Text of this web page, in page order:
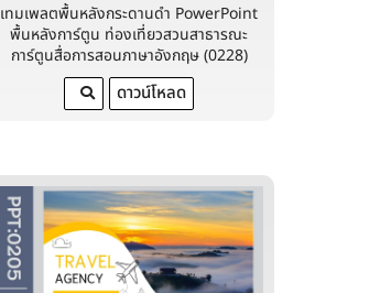
เทมเพลตพื้นหลังกระดานดำ PowerPoint
พื้นหลังการ์ตูน ท่องเที่ยวสวนสาธารณะ
การ์ตูนสื่อการสอนภาษาอังกฤษ (0228)
ดาวน์โหลด